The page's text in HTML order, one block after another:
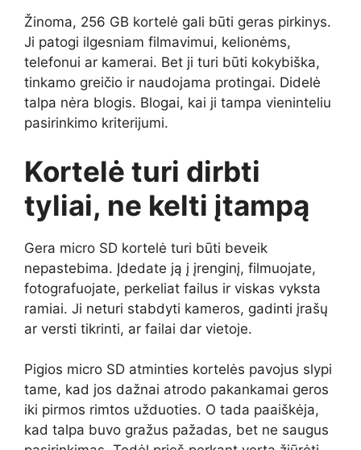
Žinoma, 256 GB kortelė gali būti geras pirkinys.
Ji patogi ilgesniam filmavimui, kelionėms,
telefonui ar kamerai. Bet ji turi būti kokybiška,
tinkamo greičio ir naudojama protingai. Didelė
talpa nėra blogis. Blogai, kai ji tampa vieninteliu
pasirinkimo kriterijumi.
Kortelė turi dirbti
tyliai, ne kelti įtampą
Gera micro SD kortelė turi būti beveik
nepastebima. Įdedate ją į įrenginį, filmuojate,
fotografuojate, perkeliat failus ir viskas vyksta
ramiai. Ji neturi stabdyti kameros, gadinti įrašų
ar versti tikrinti, ar failai dar vietoje.
Pigios micro SD atminties kortelės pavojus slypi
tame, kad jos dažnai atrodo pakankamai geros
iki pirmos rimtos užduoties. O tada paaiškėja,
kad talpa buvo gražus pažadas, bet ne saugus